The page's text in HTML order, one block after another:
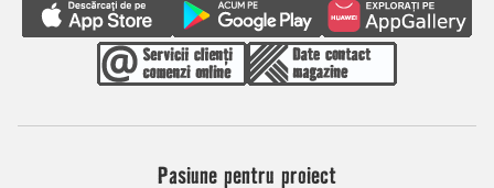
Pasiune pentru proiect